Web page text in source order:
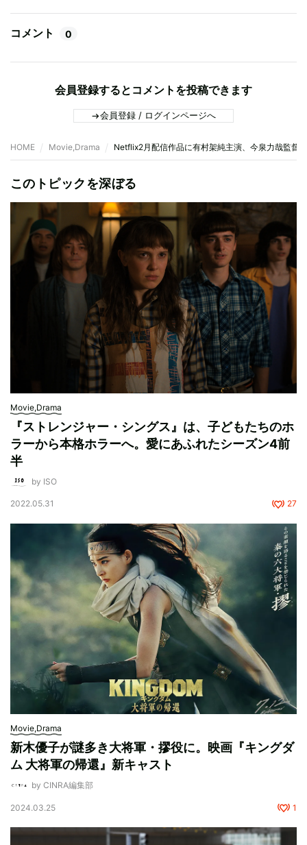
コメント 0
会員登録するとコメントを投稿できます
会員登録 / ログインページへ
HOME Movie,Drama Netflix2月配信作品に有村架純主演、今泉力哉監督
このトピックを深ぼる
Movie,Drama
『ストレンジャー・シングス』は、子どもたちのホ
ラーから本格ホラーへ。愛にあふれたシーズン4前
半
by ISO
2022.05.31 27
Movie,Drama
新木優子が謎多き大将軍・摎役に。映画『キングダ
ム 大将軍の帰還』新キャスト
by CINRA編集部
2024.03.25 1